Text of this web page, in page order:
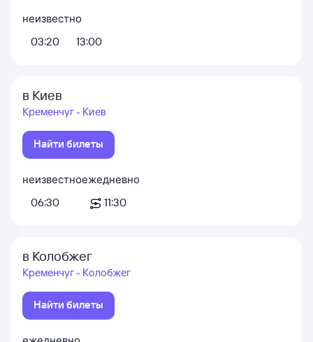
неизвестно
03:20
13:00
в Киев
Кременчуг - Киев
Найти билеты
неизвестно
06:30
ежедневно
11:30
в Колобжег
Кременчуг - Колобжег
Найти билеты